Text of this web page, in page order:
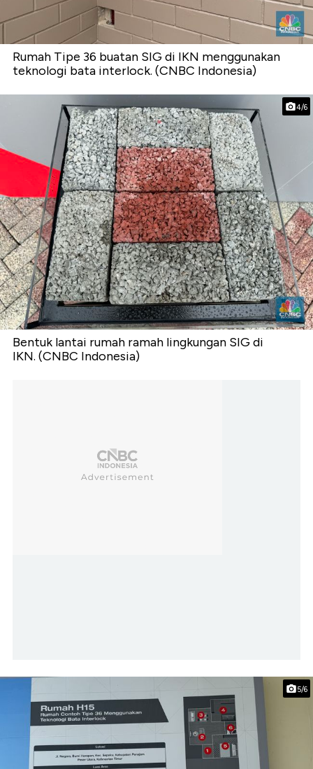
Rumah Tipe 36 buatan SIG di IKN menggunakan
teknologi bata interlock. (CNBC Indonesia)
4/6
Bentuk lantai rumah ramah lingkungan SIG di
IKN. (CNBC Indonesia)
5/6